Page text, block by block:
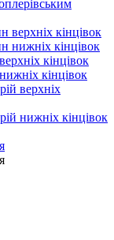
верхніх кінцівок
нижніх кінцівок
кінцівок
кінцівок
верхніх
нижніх кінцівок